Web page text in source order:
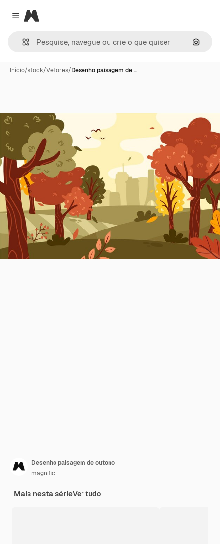
Close menu
Magnific
Início/stock/Vetores/Desenho paisagem de …
Desenho paisagem de outono
magnific
Mais nesta sérieVer tudo